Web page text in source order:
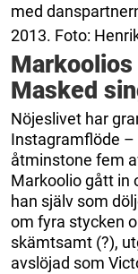
med
2013. Foto:
Masked
Nöjeslivet har
Instagramflöde –
åtminstone fem
Markoolio gått in
han själv som
om fyra stycken
skämtsamt (?),
avslöjad som